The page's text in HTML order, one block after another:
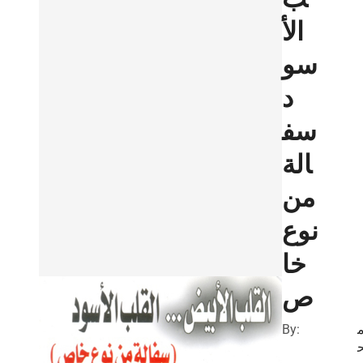
الأ
سو
د
سف
الة
من
نوع
خا
ص
By: